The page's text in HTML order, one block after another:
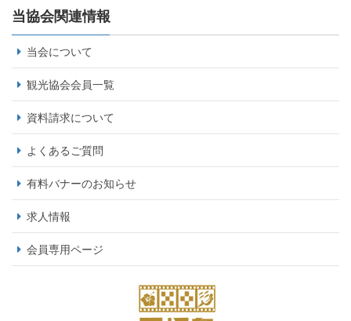
当協会関連情報
当会について
観光協会会員一覧
資料請求について
よくあるご質問
有料バナーのお知らせ
求人情報
会員専用ページ